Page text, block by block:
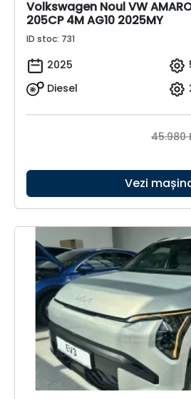
Volkswagen Noul VW
205CP 4M AG10 2025MY
ID stoc: 731
2025
Diesel
45.980
Vezi